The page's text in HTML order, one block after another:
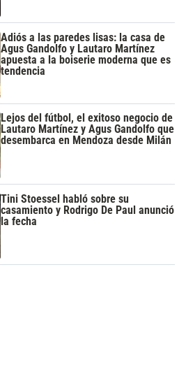
Adiós a las paredes lisas: la casa de
Agus Gandolfo y Lautaro Martínez
apuesta a la boiserie moderna que es
tendencia
Lejos del fútbol, el exitoso negocio de
Lautaro Martínez y Agus Gandolfo que
desembarca en Mendoza desde Milán
Tini Stoessel habló sobre su
casamiento y Rodrigo De Paul anunció
la fecha